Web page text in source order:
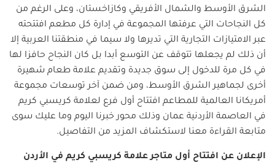
الشرق الأوسط والشمال الأفريقي وكازاخستان، وعلى الرغم من
كل النجاحات التي عرفتها المجموعة في إدارة كل مطعم افتتحته
عبر الامتيازات التجارية التي تديرها ولا سيما في منطقتنا العربية إلا
أن ذلك لم يجعلها تتوقف عن التوسع أبدا بل كان النجاح حافزا لها
في كل مرة للدخول إلى سوق جديدة وتقديم علامة طعام شهيرة
أخرى لجماهير الشرق الأوسط، ومن ضمن آخر توسعات مجموعة
أمريكانا العالمية للمطاعم افتتاح أول فرع لعلامة كريسبي كريم
في العاصمة الأردنية عمان وذلك محور خبرنا اليوم وما عليك سوى
متابعة القراءة معنا لاستكشاف المزيد من التفاصيل.
الإعلان عن افتتاح أول متاجر علامة كريسبي كريم في الأردن